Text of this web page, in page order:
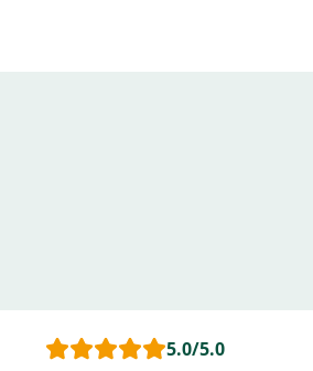
5.0/5.0